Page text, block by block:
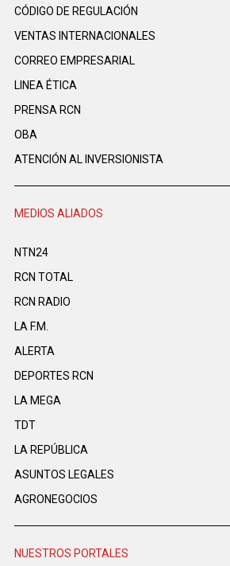
CÓDIGO DE REGULACIÓN
VENTAS INTERNACIONALES
CORREO EMPRESARIAL
LINEA ÉTICA
PRENSA RCN
OBA
ATENCIÓN AL INVERSIONISTA
MEDIOS ALIADOS
NTN24
RCN TOTAL
RCN RADIO
LA F.M.
ALERTA
DEPORTES RCN
LA MEGA
TDT
LA REPÚBLICA
ASUNTOS LEGALES
AGRONEGOCIOS
NUESTROS PORTALES